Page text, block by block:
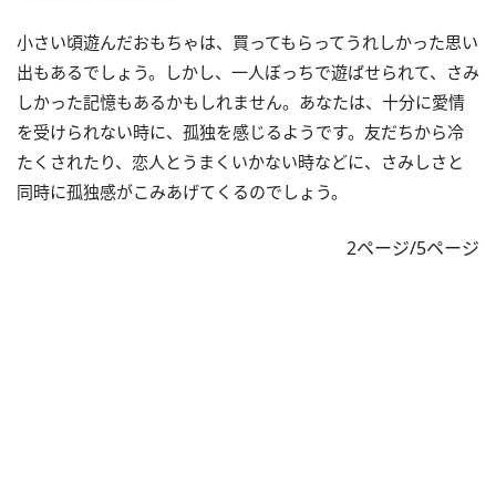
小さい頃遊んだおもちゃは、買ってもらってうれしかった思い
出もあるでしょう。しかし、一人ぼっちで遊ばせられて、さみ
しかった記憶もあるかもしれません。あなたは、十分に愛情
を受けられない時に、孤独を感じるようです。友だちから冷
たくされたり、恋人とうまくいかない時などに、さみしさと
同時に孤独感がこみあげてくるのでしょう。
2ページ/5ページ